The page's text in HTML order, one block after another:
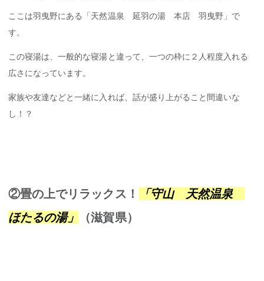
ここは羽曳野にある「天然温泉 延羽の湯 本店 羽曳野」で
す。
この寝湯は、一般的な寝湯と違って、一つの枠に２人程度入れる
広さになっています。
家族や友達などと一緒に入れば、話が盛り上がること間違いな
し！？
②畳の上でリラックス！
「守山 天然温泉
ほたるの湯」
（滋賀県）